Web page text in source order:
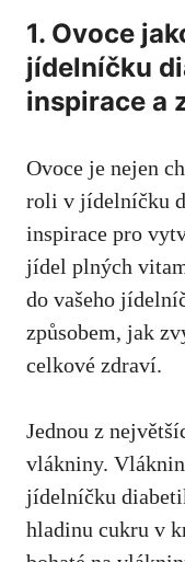
1. ⁣Ovoce
jídelníčku
inspirace a
Ovoce je nejen
‍roli v jídelníčku
inspirace⁢ pro
jídel plných
do vašeho
způsobem, jak
celkové zdraví.
Jednou z
vlákniny.
jídelníčku
hladinu cukru v